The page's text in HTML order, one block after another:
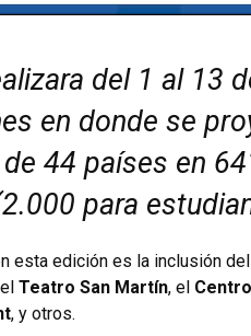
del 1 al 13
en donde se
44 países en
para
esta edición es la inclusión del
Teatro San Martín, el
, y otros.